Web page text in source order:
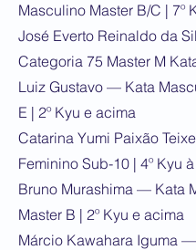
Masculino Master B/C | 7º
José Everto Reinaldo da
Categoria 75 Master M
Luiz Gustavo — Kata
E | 2º Kyu e acima
Catarina Yumi Paixão
Feminino Sub-10 | 4º Kyu à
Bruno Murashima — Kata
Master B | 2º Kyu e acima
Márcio Kawahara Iguma